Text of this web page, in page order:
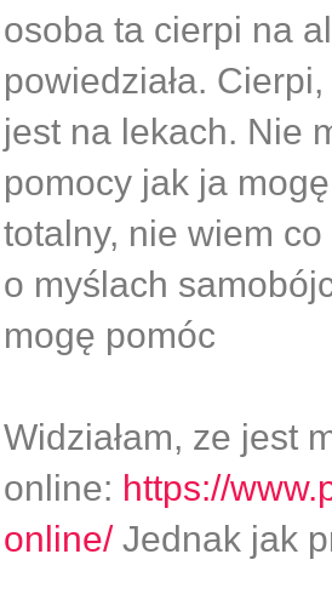
osoba ta cierpi na
powiedziała.
jest na lekach. Nie
pomocy jak ja
totalny, nie wiem co
o myślach
mogę pomóc
Widziałam, ze jest
online: https://
online/Jednak jak